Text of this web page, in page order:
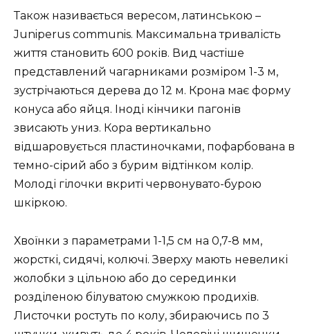
Також називається вересом, латинською –
Juniperus communis. Максимальна тривалість
життя становить 600 років. Вид частіше
представлений чагарниками розміром 1-3 м,
зустрічаються дерева до 12 м. Крона має форму
конуса або яйця. Іноді кінчики пагонів
звисають униз. Кора вертикально
відшаровується пластиночками, пофарбована в
темно-сірий або з бурим відтінком колір.
Молоді гілочки вкриті червонувато-бурою
шкіркою.
Хвоїнки з параметрами 1-1,5 см на 0,7-8 мм,
жорсткі, сидячі, колючі. Зверху мають невеликі
жолобки з цільною або до серединки
розділеною білуватою смужкою продихів.
Листочки ростуть по колу, збираючись по 3